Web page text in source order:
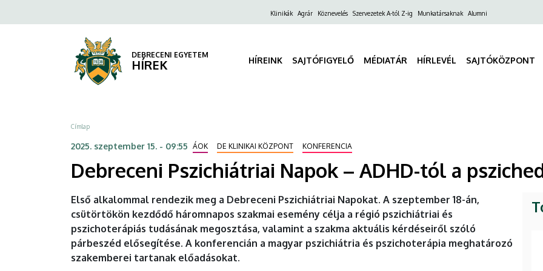
Pszichiátriai
pszichedelikus
medicináig
DEBRECENI
a
FelsőKlinikák Agrár Köznevelés Szervezetek A-tól Z-ig Munkatársaknak Alumni
DEBRECENI EGYETEM
HÍREK HÍREINK SAJTÓFIGYELŐ MÉDIATÁR HÍRLEVÉL SAJTÓKÖZPONT
Morzsa
Címlap
2025. szeptember 15. - 09:55 ÁOK DE KLINIKAI KÖZPONT KONFERENCIA
Debreceni Pszichiátriai Napok – ADHD-tól a
Első alkalommal rendezik meg a Debreceni Pszichiátriai Napokat. A szeptember 18-án,
csütörtökön kezdődő háromnapos szakmai esemény célja a régió pszichiátriai és
pszichoterápiás tudásának megosztása, valamint a szakma aktuális kérdéseiről szóló
párbeszéd elősegítése. A konferencián a magyar pszichiátria és pszichoterápia meghatározó
szakemberei tartanak előadásokat.